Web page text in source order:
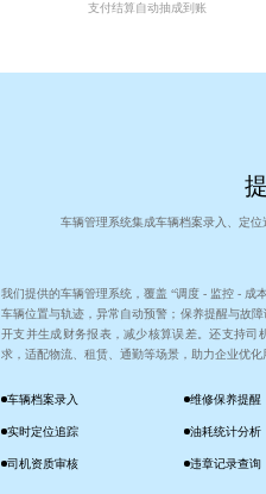
支付结算自动抽成到账
车辆管理系统集成车辆档案录入、定
我们提供的车辆管理系统，覆盖 “调度 - 监控 - 成
车辆位置与轨迹，异常自动预警；保养提醒与故
开支并生成财务报表，减少核算误差。还支持司
求，适配物流、租赁、通勤等场景，助力企业优
车辆档案录入 维修保养提醒
实时定位追踪 油耗统计分析
司机资质审核 违章记录查询